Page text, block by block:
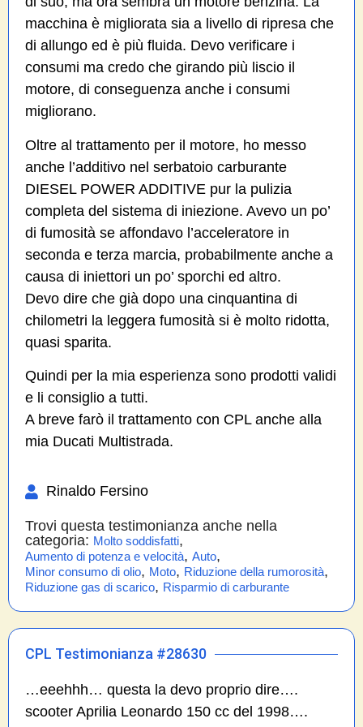
macchina è migliorata sia a livello di ripresa che
di allungo ed è più fluida. Devo verificare i
consumi ma credo che girando più liscio il
motore, di conseguenza anche i consumi
migliorano.
Oltre al trattamento per il motore, ho messo
anche l’additivo nel serbatoio carburante
DIESEL POWER ADDITIVE pur la pulizia
completa del sistema di iniezione. Avevo un po’
di fumosità se affondavo l’acceleratore in
seconda e terza marcia, probabilmente anche a
causa di iniettori un po’ sporchi ed altro.
Devo dire che già dopo una cinquantina di
chilometri la leggera fumosità si è molto ridotta,
quasi sparita.
Quindi per la mia esperienza sono prodotti validi
e li consiglio a tutti.
A breve farò il trattamento con CPL anche alla
mia Ducati Multistrada.
Rinaldo Fersino
Trovi questa testimonianza anche nella
categoria: Molto soddisfatti,
Aumento di potenza e velocità, Auto,
Minor consumo di olio, Moto, Riduzione della rumorosità,
Riduzione gas di scarico, Risparmio di carburante
CPL Testimonianza #28630
…eeehhh… questa la devo proprio dire….
scooter Aprilia Leonardo 150 cc del 1998….